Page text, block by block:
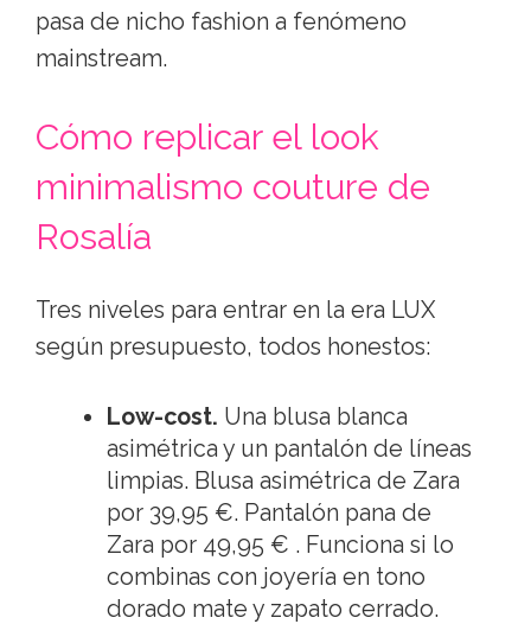
pasa de nicho fashion a fenómeno
mainstream.
Cómo replicar el look
minimalismo couture de
Rosalía
Tres niveles para entrar en la era LUX
según presupuesto, todos honestos:
Low-cost. Una blusa blanca
asimétrica y un pantalón de líneas
limpias. Blusa asimétrica de Zara
por 39,95 €. Pantalón pana de
Zara por 49,95 € . Funciona si lo
combinas con joyería en tono
dorado mate y zapato cerrado.